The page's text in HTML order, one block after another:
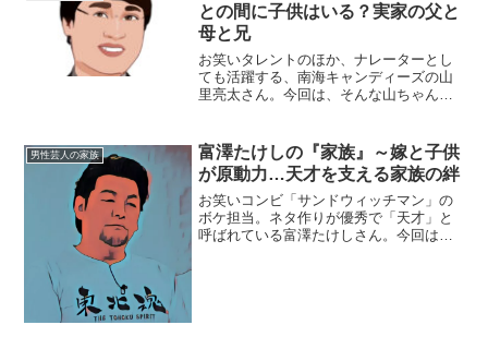
との間に子供はいる？実家の父と
母と兄
お笑いタレントのほか、ナレーターとし
ても活躍する、南海キャンディーズの山
里亮太さん。今回は、そんな山ちゃんの
ル】名前：山里亮太（やまさと・りょう
た）生年月日：1977年4...
男性芸人の家族
富澤たけしの『家族』～嫁と子供
が原動力…天才を支える家族の絆
お笑いコンビ「サンドウィッチマン」の
ボケ担当。ネタ作りが優秀で「天才」と
呼ばれている富澤たけしさん。今回は、